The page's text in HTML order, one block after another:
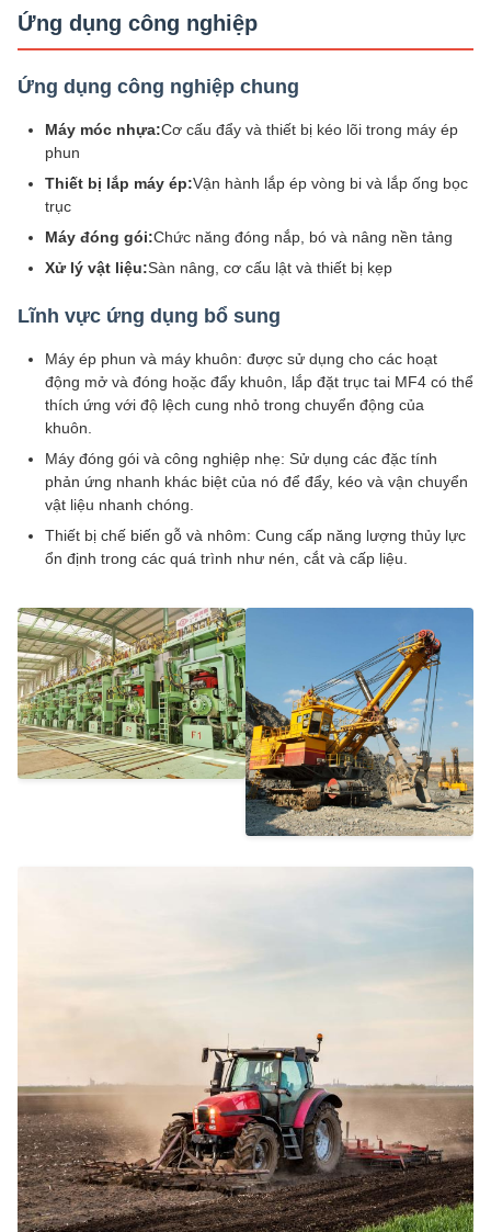
Ứng dụng công nghiệp
Ứng dụng công nghiệp chung
Máy móc nhựa:Cơ cấu đẩy và thiết bị kéo lõi trong máy ép
phun
Thiết bị lắp máy ép:Vận hành lắp ép vòng bi và lắp ống bọc
trục
Máy đóng gói:Chức năng đóng nắp, bó và nâng nền tảng
Xử lý vật liệu:Sàn nâng, cơ cấu lật và thiết bị kẹp
Lĩnh vực ứng dụng bổ sung
Máy ép phun và máy khuôn: được sử dụng cho các hoạt
động mở và đóng hoặc đẩy khuôn, lắp đặt trục tai MF4 có thể
thích ứng với độ lệch cung nhỏ trong chuyển động của
khuôn.
Máy đóng gói và công nghiệp nhẹ: Sử dụng các đặc tính
phản ứng nhanh khác biệt của nó để đẩy, kéo và vận chuyển
vật liệu nhanh chóng.
Thiết bị chế biến gỗ và nhôm: Cung cấp năng lượng thủy lực
ổn định trong các quá trình như nén, cắt và cấp liệu.